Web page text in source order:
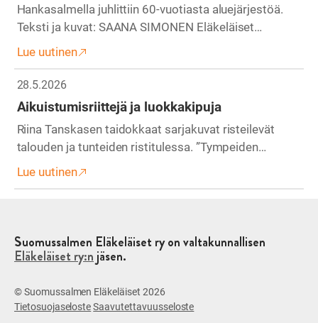
Hankasalmella juhlittiin 60-vuotiasta aluejärjestöä.
Teksti ja kuvat: SAANA SIMONEN Eläkeläiset…
Lue uutinen
28.5.2026
Aikuistumisriittejä ja luokkakipuja
Riina Tanskasen taidokkaat sarjakuvat risteilevät
talouden ja tunteiden ristitulessa. ”Tympeiden…
Lue uutinen
Suomussalmen Eläkeläiset ry on valtakunnallisen
Eläkeläiset ry:n jäsen.
© Suomussalmen Eläkeläiset 2026
Tietosuojaseloste Saavutettavuusseloste